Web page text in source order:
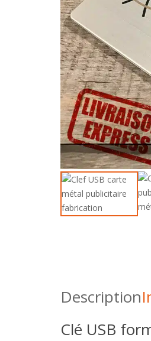
Description
Clé USB